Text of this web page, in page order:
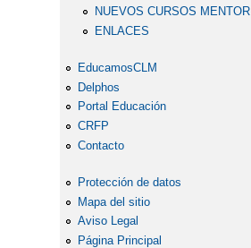
NUEVOS CURSOS MENTOR
ENLACES
EducamosCLM
Delphos
Portal Educación
CRFP
Contacto
Protección de datos
Mapa del sitio
Aviso Legal
Página Principal